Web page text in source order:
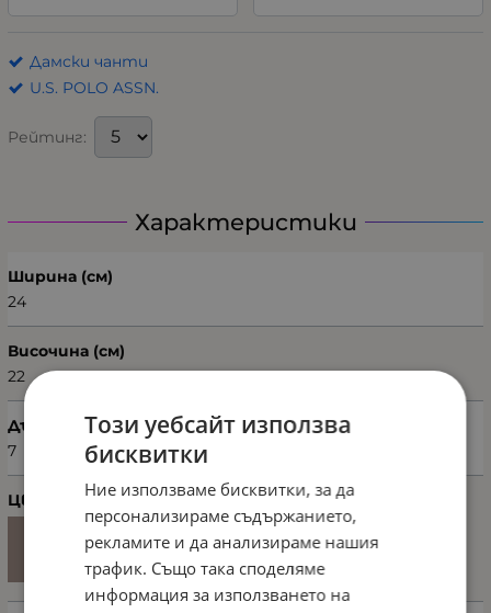
Дамски чанти
U.S. POLO ASSN.
Рейтинг:
Характеристики
Ширина (см)
24
Височина (см)
22
Дълбочина (см)
7
Цвят
Този уебсайт използва
бисквитки
Ние използваме бисквитки, за да
персонализираме съдържанието,
рекламите и да анализираме нашия
трафик. Също така споделяме
информация за използването на